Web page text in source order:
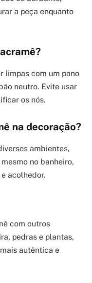
a peça enquanto
limpas com um pano
neutro. Evite usar
os nós.
na decoração?
ambientes,
no banheiro,
acolhedor.
com outros
pedras e plantas,
autêntica e